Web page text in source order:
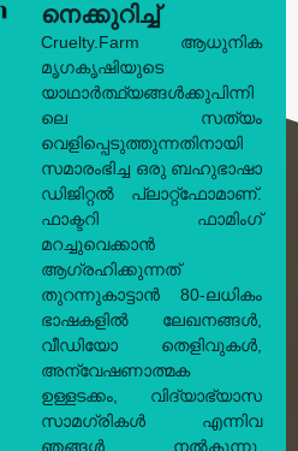
നെക്കുറിച്ച്
Cruelty.Farm ആധുനിക
മൃഗകൃഷിയുടെ
യാഥാർത്ഥ്യങ്ങൾക്കുപിന്നി
ലെ സത്യം
വെളിപ്പെടുത്തുന്നതിനായി
സമാരംഭിച്ച ഒരു ബഹുഭാഷാ
ഡിജിറ്റൽ പ്ലാറ്റ്‌ഫോമാണ്.
ഫാക്ടറി ഫാമിംഗ്
മറച്ചുവെക്കാൻ
ആഗ്രഹിക്കുന്നത്
തുറന്നുകാട്ടാൻ 80-ലധികം
ഭാഷകളിൽ ലേഖനങ്ങൾ,
വീഡിയോ തെളിവുകൾ,
അന്വേഷണാത്മക
ഉള്ളടക്കം, വിദ്യാഭ്യാസ
സാമഗ്രികൾ എന്നിവ
ഞങ്ങൾ നൽകുന്നു.